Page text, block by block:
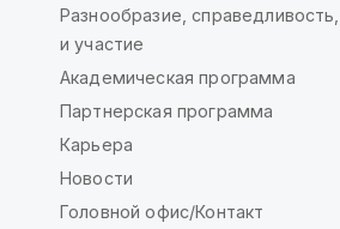
Разнообразие,
и участие
Академическая программа
Партнерская программа
Карьера
Новости
Головной офис/Контакт